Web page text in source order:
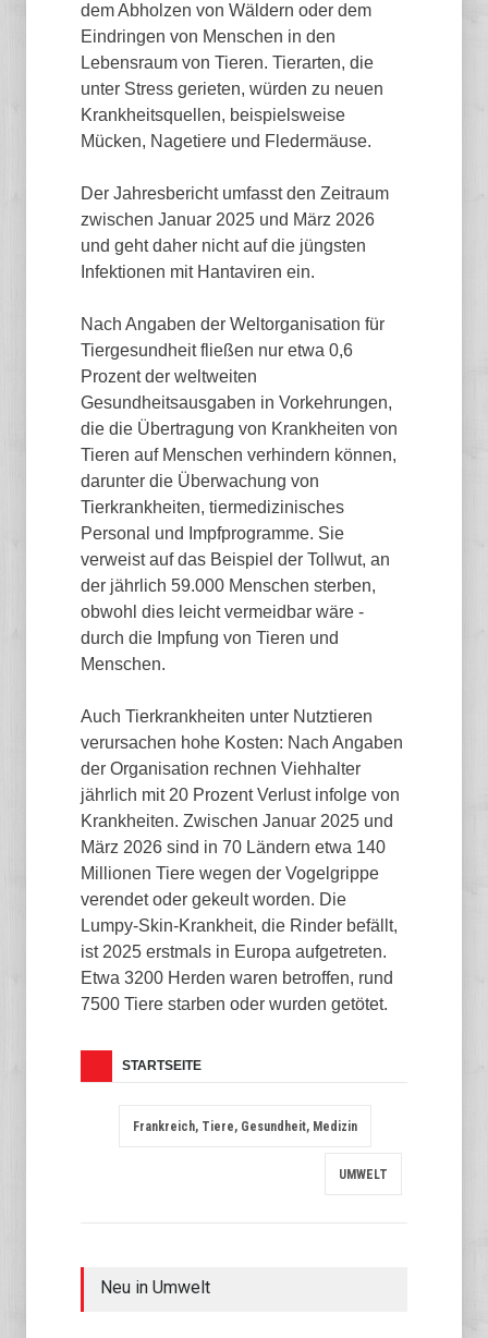
dem Abholzen von Wäldern oder dem
Eindringen von Menschen in den
Lebensraum von Tieren. Tierarten, die
unter Stress gerieten, würden zu neuen
Krankheitsquellen, beispielsweise
Mücken, Nagetiere und Fledermäuse.
Der Jahresbericht umfasst den Zeitraum
zwischen Januar 2025 und März 2026
und geht daher nicht auf die jüngsten
Infektionen mit Hantaviren ein.
Nach Angaben der Weltorganisation für
Tiergesundheit fließen nur etwa 0,6
Prozent der weltweiten
Gesundheitsausgaben in Vorkehrungen,
die die Übertragung von Krankheiten von
Tieren auf Menschen verhindern können,
darunter die Überwachung von
Tierkrankheiten, tiermedizinisches
Personal und Impfprogramme. Sie
verweist auf das Beispiel der Tollwut, an
der jährlich 59.000 Menschen sterben,
obwohl dies leicht vermeidbar wäre -
durch die Impfung von Tieren und
Menschen.
Auch Tierkrankheiten unter Nutztieren
verursachen hohe Kosten: Nach Angaben
der Organisation rechnen Viehhalter
jährlich mit 20 Prozent Verlust infolge von
Krankheiten. Zwischen Januar 2025 und
März 2026 sind in 70 Ländern etwa 140
Millionen Tiere wegen der Vogelgrippe
verendet oder gekeult worden. Die
Lumpy-Skin-Krankheit, die Rinder befällt,
ist 2025 erstmals in Europa aufgetreten.
Etwa 3200 Herden waren betroffen, rund
7500 Tiere starben oder wurden getötet.
STARTSEITE
Frankreich, Tiere, Gesundheit, Medizin
UMWELT
Neu in Umwelt